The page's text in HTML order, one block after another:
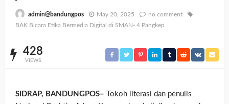
admin@bandungpos May 20, 2025
no comment
BAK Bicara Etika Bermedia Digital di SMAN- 4 Pangkep
428
VIEWS
SIDRAP, BANDUNGPOS– Tokoh literasi dan penulis